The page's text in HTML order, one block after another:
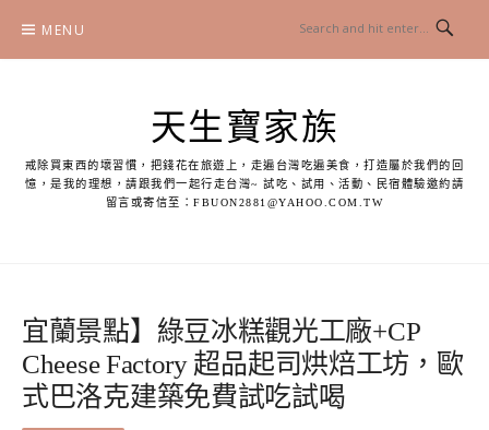
content
MENU
天生寶家族
戒除買東西的壞習慣，把錢花在旅遊上，走遍台灣吃遍美食，打造屬於我們的回
憶，是我的理想，請跟我們一起行走台灣~ 試吃、試用、活動、民宿體驗邀約請
留言或寄信至：FBUON2881@YAHOO.COM.TW
宜蘭景點】綠豆冰糕觀光工廠+CP
Cheese Factory 超品起司烘焙工坊，歐
式巴洛克建築免費試吃試喝